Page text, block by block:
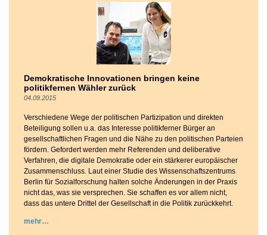
Demokratische Innovationen bringen keine
politikfernen Wähler zurück
04.09.2015
Verschiedene Wege der politischen Partizipation und direkten
Beteiligung sollen u.a. das Interesse politikferner Bürger an
gesellschaftlichen Fragen und die Nähe zu den politischen Parteien
fördern. Gefordert werden mehr Referenden und deliberative
Verfahren, die digitale Demokratie oder ein stärkerer europäischer
Zusammenschluss. Laut einer Studie des Wissenschaftszentrums
Berlin für Sozialforschung halten solche Änderungen in der Praxis
nicht das, was sie versprechen. Sie schaffen es vor allem nicht,
dass das untere Drittel der Gesellschaft in die Politik zurückkehrt.
mehr